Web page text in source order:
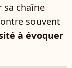
sa chaîne
souvent
à évoquer